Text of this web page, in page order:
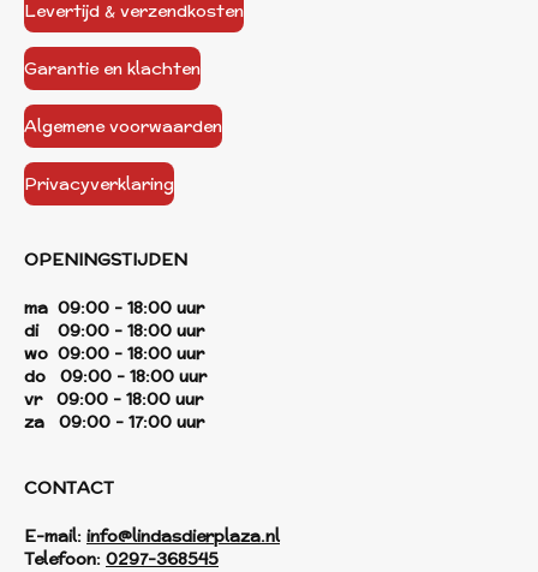
Levertijd & verzendkosten
Garantie en klachten
Algemene voorwaarden
Privacyverklaring
OPENINGSTIJDEN
ma 09:00 - 18:00 uur
di 09:00 - 18:00 uur
wo 09:00 - 18:00 uur
do 09:00 - 18:00 uur
vr 09:00 - 18:00 uur
za 09:00 - 17:00 uur
CONTACT
E-mail: info@lindasdierplaza.nl
Telefoon: 0297-368545